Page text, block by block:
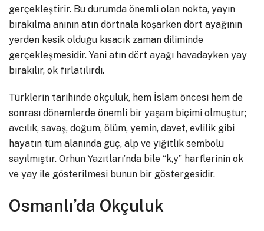
gerçekleştirir. Bu durumda önemli olan nokta, yayın
bırakılma anının atın dörtnala koşarken dört ayağının
yerden kesik olduğu kısacık zaman diliminde
gerçekleşmesidir. Yani atın dört ayağı havadayken yay
bırakılır, ok fırlatılırdı.
Türklerin tarihinde okçuluk, hem İslam öncesi hem de
sonrası dönemlerde önemli bir yaşam biçimi olmuştur;
avcılık, savaş, doğum, ölüm, yemin, davet, evlilik gibi
hayatın tüm alanında güç, alp ve yiğitlik sembolü
sayılmıştır. Orhun Yazıtları’nda bile “k,y” harflerinin ok
ve yay ile gösterilmesi bunun bir göstergesidir.
Osmanlı’da Okçuluk